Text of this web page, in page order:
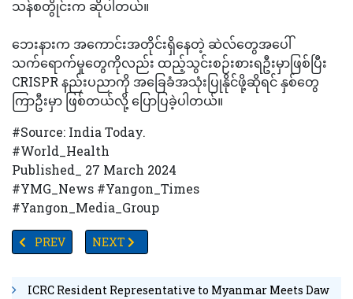
သန်စတွိုင်းက ဆိုပါတယ်။
ဘေးနားက အကောင်းအတိုင်းရှိနေတဲ့ ဆဲလ်တွေအပေါ်
သက်ရောက်မှုတွေကိုလည်း ထည့်သွင်းစဉ်းစားရဦးမှာဖြစ်ပြီး
CRISPR နည်းပညာကို အခြေခံအသုံးပြုနိုင်ဖို့ဆိုရင် နှစ်တွေ
ကြာဦးမှာ ဖြစ်တယ်လို့ ပြောပြခဲ့ပါတယ်။
#Source: India Today.
#World_Health
Published_ 27 March 2024
#YMG_News #Yangon_Times
#Yangon_Media_Group
PREVIOUS ARTICLE: မော်စကို အကြမ်းဖက်တိုက်ခိုက်မှုနှင့် ပတ်သ
PREV NEXT ARTICLE: KUNGFU PANDA4 ရုပ်ရှင်
NEXT
ICRC Resident Representative to Myanmar Meets Daw